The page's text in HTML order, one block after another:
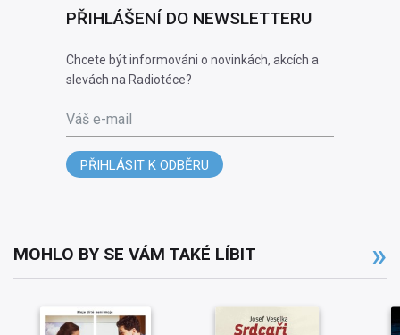
PŘIHLÁŠENÍ DO NEWSLETTERU
Chcete být informováni o novinkách, akcích a
slevách na Radiotéce?
Váš e-mail
PŘIHLÁSIT K ODBĚRU
MOHLO BY SE VÁM TAKÉ LÍBIT